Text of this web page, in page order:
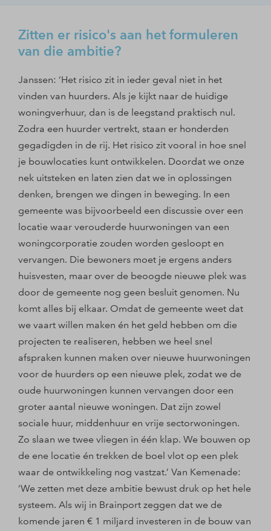
Zitten er risico's aan het formuleren
van die ambitie?
Janssen: ‘Het risico zit in ieder geval niet in het
vinden van huurders. Als je kijkt naar de huidige
woningverhuur, dan is de leegstand praktisch nul.
Zodra een huurder vertrekt, staan er honderden
gegadigden in de rij. Het risico zit vooral in hoe snel
je bouwlocaties kunt ontwikkelen. Doordat we onze
nek uitsteken en laten zien dat we in oplossingen
denken, brengen we dingen in beweging. In een
gemeente was bijvoorbeeld een discussie over een
locatie waar verouderde huurwoningen van een
woningcorporatie zouden worden gesloopt en
vervangen. Die bewoners moet je ergens anders
huisvesten, maar over de beoogde nieuwe plek was
door de gemeente nog geen besluit genomen. Nu
komt alles bij elkaar. Omdat de gemeente weet dat
we vaart willen maken én het geld hebben om die
projecten te realiseren, hebben we heel snel
afspraken kunnen maken over nieuwe huurwoningen
voor de huurders op een nieuwe plek, zodat we de
oude huurwoningen kunnen vervangen door een
groter aantal nieuwe woningen. Dat zijn zowel
sociale huur, middenhuur en vrije sectorwoningen.
Zo slaan we twee vliegen in één klap. We bouwen op
de ene locatie én trekken de boel vlot op een plek
waar de ontwikkeling nog vastzat.’ Van Kemenade:
‘We zetten met deze ambitie bewust druk op het hele
systeem. Als wij in Brainport zeggen dat we de
komende jaren € 1 miljard investeren in de bouw van